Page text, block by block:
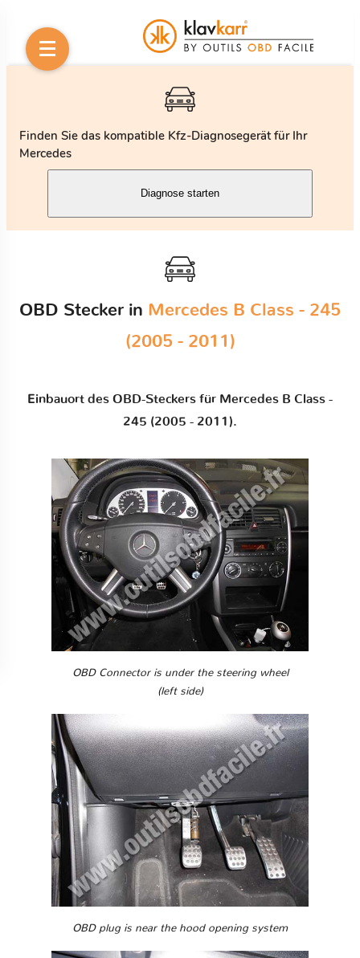
Finden Sie das kompatible Kfz-Diagnosegerät für Ihr
Mercedes
Diagnose starten
OBD Stecker in Mercedes B Class - 245
(2005 - 2011)
Einbauort des OBD-Steckers für Mercedes B Class -
245 (2005 - 2011).
OBD Connector is under the steering wheel
(left side)
OBD plug is near the hood opening system